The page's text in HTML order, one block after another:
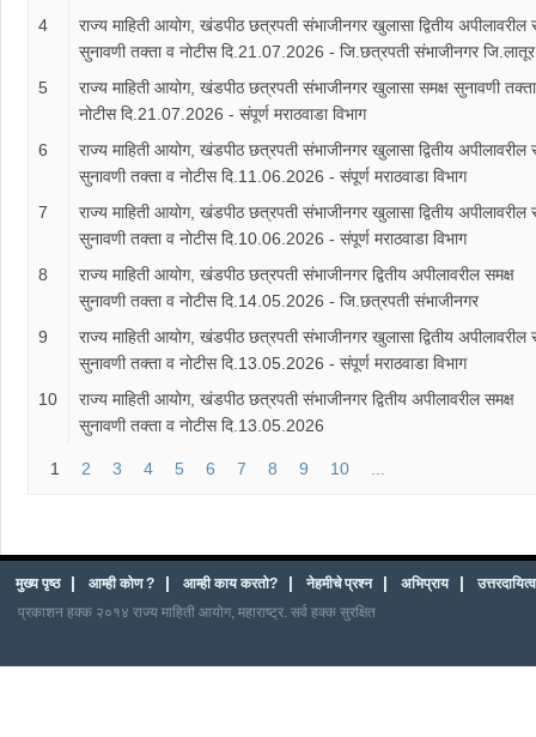
4
राज्य माहिती आयोग, खंडपीठ छत्रपती संभाजीनगर खुलासा द्वितीय अपीलावरील
सुनावणी तक्ता व नोटीस दि.21.07.2026 - जि.छत्रपती संभाजीनगर जि.लातूर
5
राज्य माहिती आयोग, खंडपीठ छत्रपती संभाजीनगर खुलासा समक्ष सुनावणी
नोटीस दि.21.07.2026 - संपूर्ण मराठवाडा विभाग
6
राज्य माहिती आयोग, खंडपीठ छत्रपती संभाजीनगर खुलासा द्वितीय अपीलावरील
सुनावणी तक्ता व नोटीस दि.11.06.2026 - संपूर्ण मराठवाडा विभाग
7
राज्य माहिती आयोग, खंडपीठ छत्रपती संभाजीनगर खुलासा द्वितीय अपीलावरील
सुनावणी तक्ता व नोटीस दि.10.06.2026 - संपूर्ण मराठवाडा विभाग
8
राज्य माहिती आयोग, खंडपीठ छत्रपती संभाजीनगर द्वितीय अपीलावरील समक्ष
सुनावणी तक्ता व नोटीस दि.14.05.2026 - जि.छत्रपती संभाजीनगर
9
राज्य माहिती आयोग, खंडपीठ छत्रपती संभाजीनगर खुलासा द्वितीय अपीलावरील
सुनावणी तक्ता व नोटीस दि.13.05.2026 - संपूर्ण मराठवाडा विभाग
10
राज्य माहिती आयोग, खंडपीठ छत्रपती संभाजीनगर द्वितीय अपीलावरील समक्ष
सुनावणी तक्ता व नोटीस दि.13.05.2026
1 2 3 4 5 6 7 8 9 10
मुख्य पृष्ठ | आम्ही कोण ? | आम्ही काय करतो? | नेहमीचे प्रश्न | अभिप्राय |
प्रकाशन हक्क २०१४ राज्य माहिती आयोग, महाराष्ट्र. सर्व हक्क सुरक्षित